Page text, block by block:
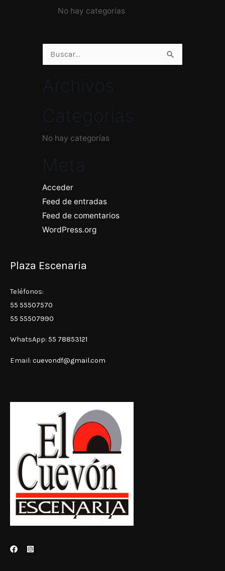
No hay categorías
Buscar
No hay categorías
Acceder
Feed de entradas
Feed de comentarios
WordPress.org
Plaza Escenaria
Teléfonos:
55 55507570
55 55507990
WhatsApp: 55 78853121
Email: cuevondf@gmail.com